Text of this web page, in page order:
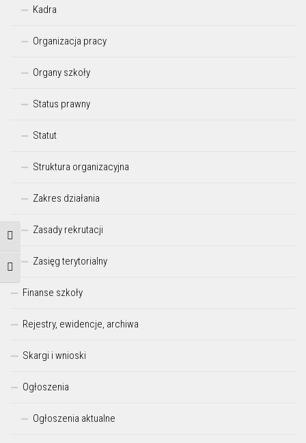
Przełącz wysoki kontrast
Zmień rozmiar czcionek
Kadra
Organizacja pracy
Organy szkoły
Status prawny
Statut
Struktura organizacyjna
Zakres działania
Zasady rekrutacji
Zasięg terytorialny
Finanse szkoły
Rejestry, ewidencje, archiwa
Skargi i wnioski
Ogłoszenia
Ogłoszenia aktualne